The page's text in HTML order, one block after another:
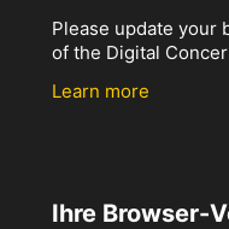
Please update your
of the Digital
Learn more
Ihre Browser-